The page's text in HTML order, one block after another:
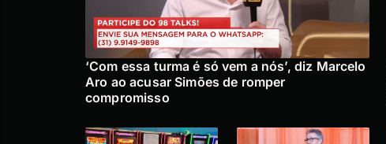
‘Com essa turma é só vem a nós’, diz Marcelo
Aro ao acusar Simões de romper
compromisso